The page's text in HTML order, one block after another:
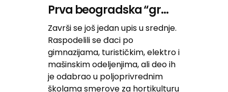
Prva beogradska “gr...
Završi se još jedan upis u srednje.
Raspodelili se đaci po
gimnazijama, turističkim, elektro i
mašinskim odeljenjima, ali deo ih
je odabrao u poljoprivrednim
školama smerove za hortikulturu